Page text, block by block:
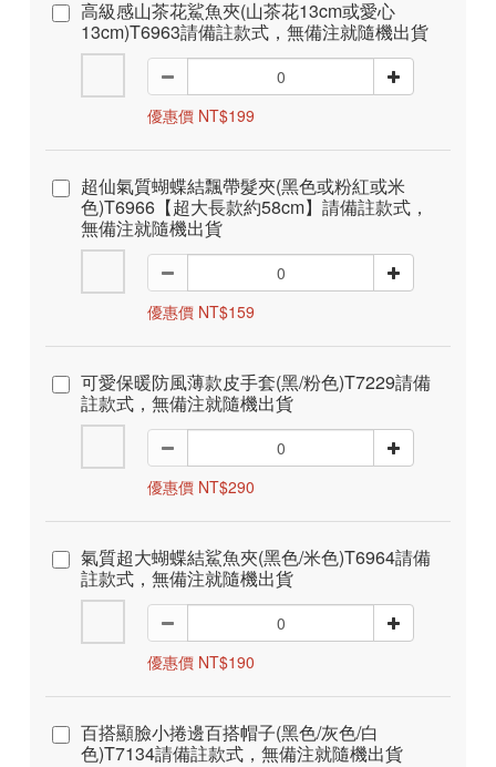
高級感山茶花鯊魚夾(山茶花13cm或愛心
13cm)T6963請備註款式，無備注就隨機出貨
優惠價 NT$199
超仙氣質蝴蝶結飄帶髮夾(黑色或粉紅或米
色)T6966【超大長款約58cm】請備註款式，
無備注就隨機出貨
優惠價 NT$159
可愛保暖防風薄款皮手套(黑/粉色)T7229請備
註款式，無備注就隨機出貨
優惠價 NT$290
氣質超大蝴蝶結鯊魚夾(黑色/米色)T6964請備
註款式，無備注就隨機出貨
優惠價 NT$190
百搭顯臉小捲邊百搭帽子(黑色/灰色/白
色)T7134請備註款式，無備注就隨機出貨